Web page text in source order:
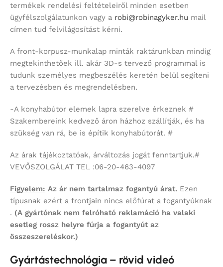
termékek rendelési feltételeiről minden esetben
ügyfélszolgálatunkon vagy a robi@robinagyker.hu mail
címen tud felvilágosítást kérni.
A front-korpusz-munkalap minták raktárunkban mindig
megtekinthetőek ill. akár 3D-s tervező programmal is
tudunk személyes megbeszélés keretén belül segíteni
a tervezésben és megrendelésben.
-A konyhabútor elemek lapra szerelve érkeznek #
Szakembereink kedvező áron házhoz szállítják, és ha
szükség van rá, be is építik konyhabútorát. #
Az árak tájékoztatóak, árváltozás jogát fenntartjuk.#
VEVŐSZOLGÁLAT TEL :06-20-463-4097
Figyelem: Az ár nem tartalmaz fogantyú árat. Ezen
típusnak ezért a frontjain nincs előfúrat a fogantyúknak
. (A gyártónak nem felróható reklamáció ha valaki
esetleg rossz helyre fúrja a fogantyút az
összeszereléskor.)
Gyártástechnológia – rövid videó